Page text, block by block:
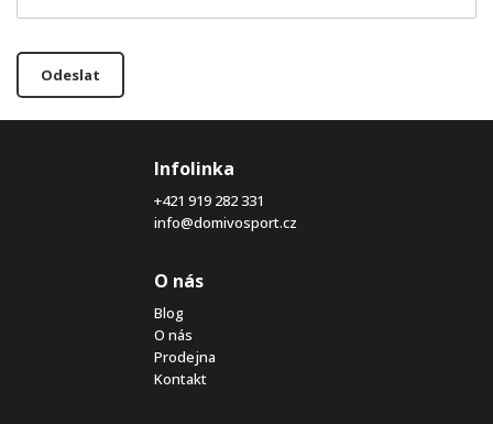
Odeslat
Infolinka
+421 919 282 331
info@domivosport.cz
O nás
Blog
O nás
Prodejna
Kontakt